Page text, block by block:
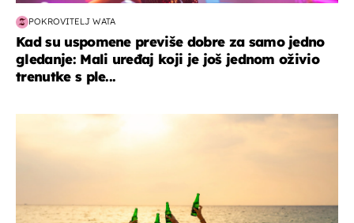
POKROVITELJ WATA
Kad su uspomene previše dobre za samo jedno
gledanje: Mali uređaj koji je još jednom oživio
trenutke s ple...